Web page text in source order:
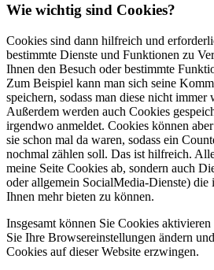
Wie wichtig sind Cookies?
Cookies sind dann hilfreich und
bestimmte Dienste und Funktionen zu
Ihnen den Besuch oder bestimmte
Zum Beispiel kann man sich seine
speichern, sodass man diese nicht immer
Außerdem werden auch Cookies
irgendwo anmeldet. Cookies können
sie schon mal da waren, sodass ein
nochmal zählen soll. Das ist hilfreich.
meine Seite Cookies ab, sondern auch
oder allgemein SocialMedia-Dienste) die
Ihnen mehr bieten zu können.
Insgesamt können Sie Cookies
Sie Ihre Browsereinstellungen ändern
Cookies auf dieser Website erzwingen.